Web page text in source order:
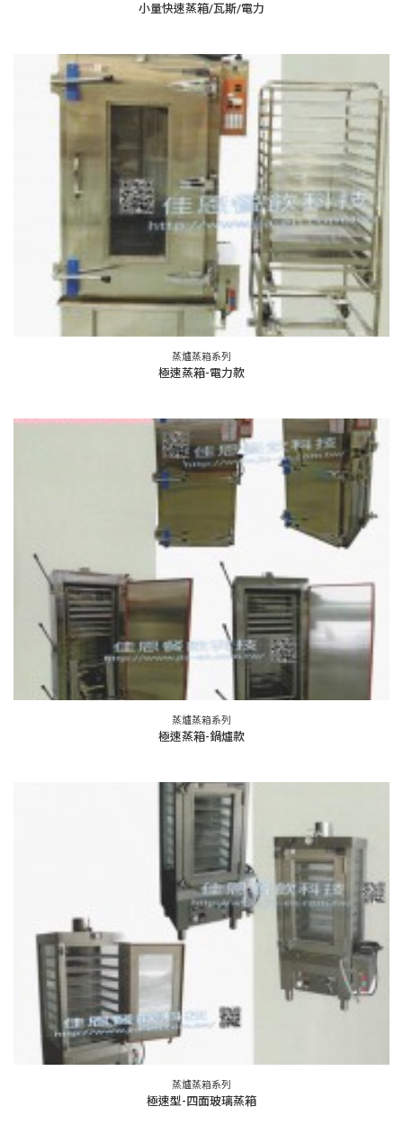
小量快速蒸箱/瓦斯/電力
蒸爐蒸箱系列
極速蒸箱-電力款
蒸爐蒸箱系列
極速蒸箱-鍋爐款
蒸爐蒸箱系列
極速型-四面玻璃蒸箱